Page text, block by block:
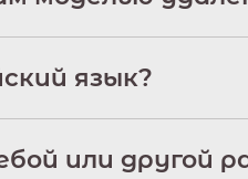
язык?
или другой